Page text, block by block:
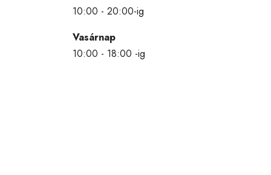
10:00 - 20:00-ig
Vasárnap
10:00 - 18:00 -ig